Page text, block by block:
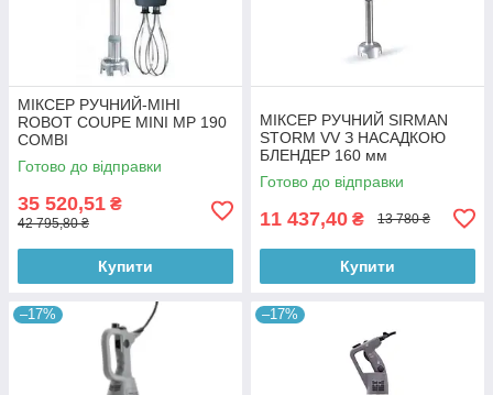
МІКСЕР РУЧНИЙ-МІНІ
ROBOT COUPE MINI MP 190
COMBI
Готово до відправки
35 520,51 ₴
42 795,80 ₴
Купити
МІКСЕР РУЧНИЙ SIRMAN
STORM VV З НАСАДКОЮ
БЛЕНДЕР 160 мм
Готово до відправки
11 437,40 ₴ 13 780 ₴
Купити
–17% –17%